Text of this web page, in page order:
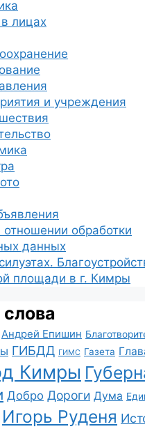
лицах
и учреждения
отношении обработки
данных
площади в г. Кимры
Андрей Епишин
ГИБДД ГИМС Газета
Кимры
Добро Дороги Дума
Игорь Руденя